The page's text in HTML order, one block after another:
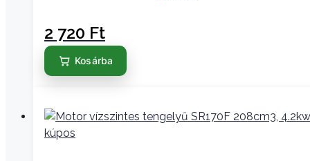
2 720 Ft
Kosárba